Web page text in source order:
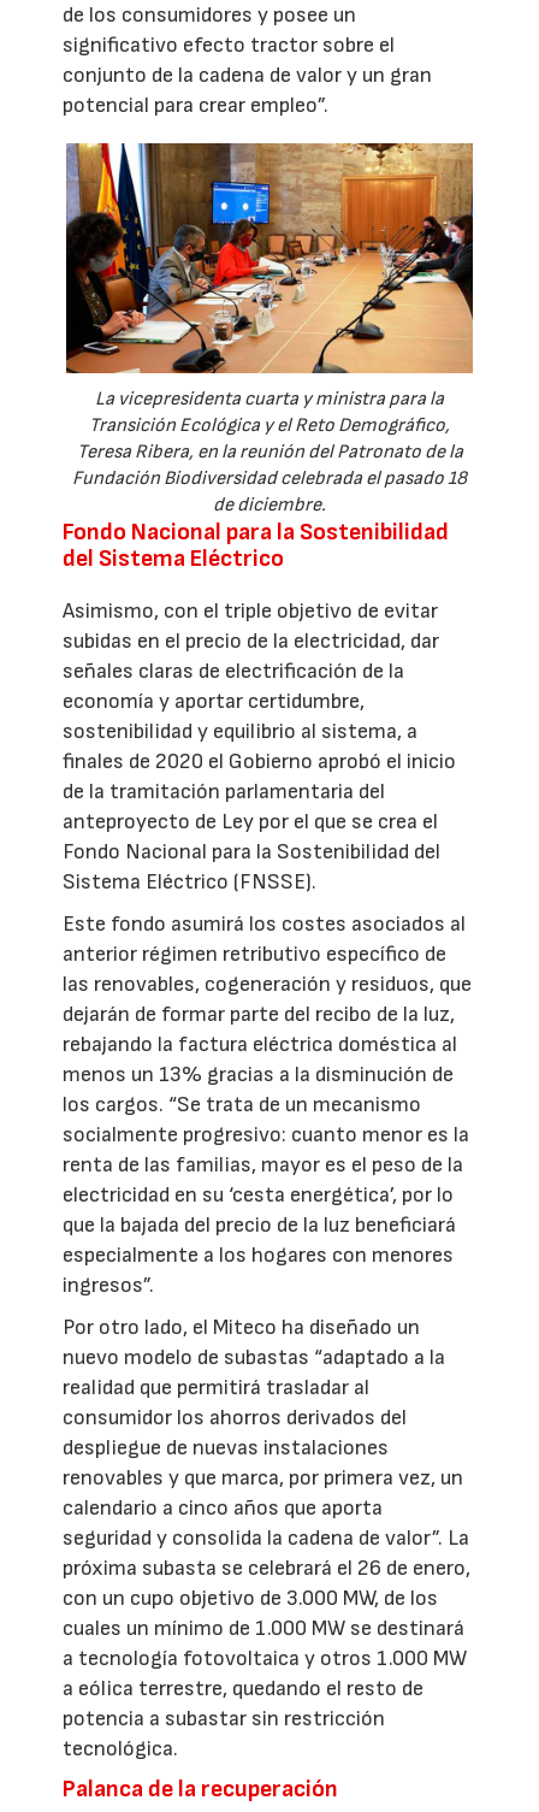
de los consumidores y posee un
significativo efecto tractor sobre el
conjunto de la cadena de valor y un gran
potencial para crear empleo”.
La vicepresidenta cuarta y ministra para la
Transición Ecológica y el Reto Demográfico,
Teresa Ribera, en la reunión del Patronato de la
Fundación Biodiversidad celebrada el pasado 18
de diciembre.
Fondo Nacional para la Sostenibilidad
del Sistema Eléctrico
Asimismo, con el triple objetivo de evitar
subidas en el precio de la electricidad, dar
señales claras de electrificación de la
economía y aportar certidumbre,
sostenibilidad y equilibrio al sistema, a
finales de 2020 el Gobierno aprobó el inicio
de la tramitación parlamentaria del
anteproyecto de Ley por el que se crea el
Fondo Nacional para la Sostenibilidad del
Sistema Eléctrico (FNSSE).
Este fondo asumirá los costes asociados al
anterior régimen retributivo específico de
las renovables, cogeneración y residuos, que
dejarán de formar parte del recibo de la luz,
rebajando la factura eléctrica doméstica al
menos un 13% gracias a la disminución de
los cargos. “Se trata de un mecanismo
socialmente progresivo: cuanto menor es la
renta de las familias, mayor es el peso de la
electricidad en su ‘cesta energética’, por lo
que la bajada del precio de la luz beneficiará
especialmente a los hogares con menores
ingresos”.
Por otro lado, el Miteco ha diseñado un
nuevo modelo de subastas “adaptado a la
realidad que permitirá trasladar al
consumidor los ahorros derivados del
despliegue de nuevas instalaciones
renovables y que marca, por primera vez, un
calendario a cinco años que aporta
seguridad y consolida la cadena de valor”. La
próxima subasta se celebrará el 26 de enero,
con un cupo objetivo de 3.000 MW, de los
cuales un mínimo de 1.000 MW se destinará
a tecnología fotovoltaica y otros 1.000 MW
a eólica terrestre, quedando el resto de
potencia a subastar sin restricción
tecnológica.
Palanca de la recuperación